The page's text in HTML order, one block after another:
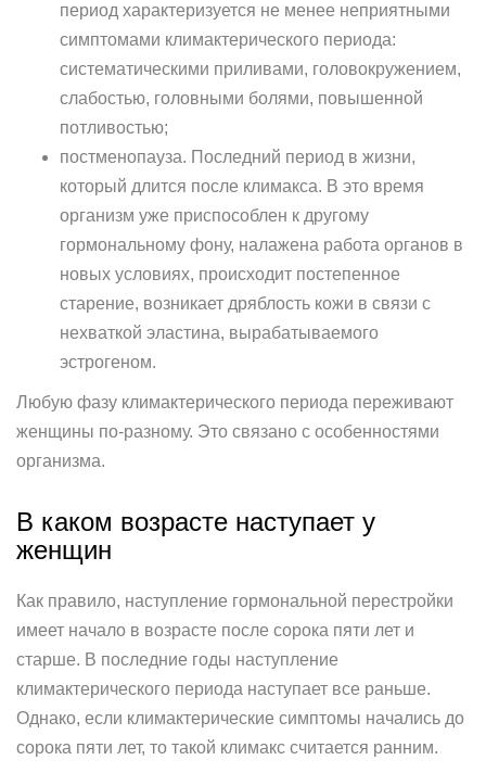
период характеризуется не менее неприятными
симптомами климактерического периода:
систематическими приливами, головокружением,
слабостью, головными болями, повышенной
потливостью;
постменопауза. Последний период в жизни,
который длится после климакса. В это время
организм уже приспособлен к другому
гормональному фону, налажена работа органов в
новых условиях, происходит постепенное
старение, возникает дряблость кожи в связи с
нехваткой эластина, вырабатываемого
эстрогеном.
Любую фазу климактерического периода переживают
женщины по-разному. Это связано с особенностями
организма.
В каком возрасте наступает у
женщин
Как правило, наступление гормональной перестройки
имеет начало в возрасте после сорока пяти лет и
старше. В последние годы наступление
климактерического периода наступает все раньше.
Однако, если климактерические симптомы начались до
сорока пяти лет, то такой климакс считается ранним.